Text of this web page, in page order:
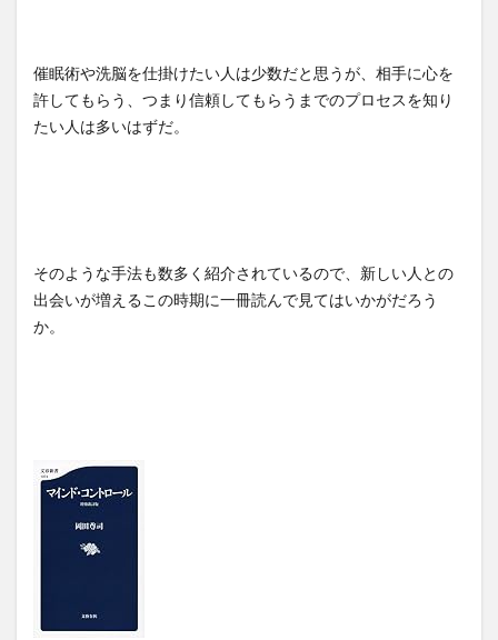
催眠術や洗脳を仕掛けたい人は少数だと思うが、相手に心を
許してもらう、つまり信頼してもらうまでのプロセスを知り
たい人は多いはずだ。
そのような手法も数多く紹介されているので、新しい人との
出会いが増えるこの時期に一冊読んで見てはいかがだろう
か。